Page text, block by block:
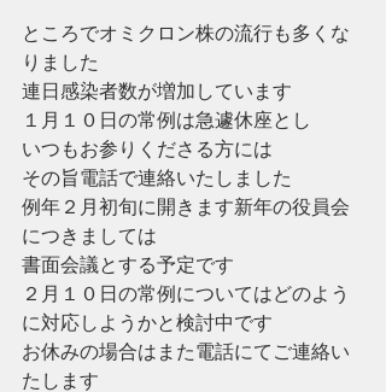
ところでオミクロン株の流行も多くな
りました
連日感染者数が増加しています
１月１０日の常例は急遽休座とし
いつもお参りくださる方には
その旨電話で連絡いたしました
例年２月初旬に開きます新年の役員会
につきましては
書面会議とする予定です
２月１０日の常例についてはどのよう
に対応しようかと検討中です
お休みの場合はまた電話にてご連絡い
たします